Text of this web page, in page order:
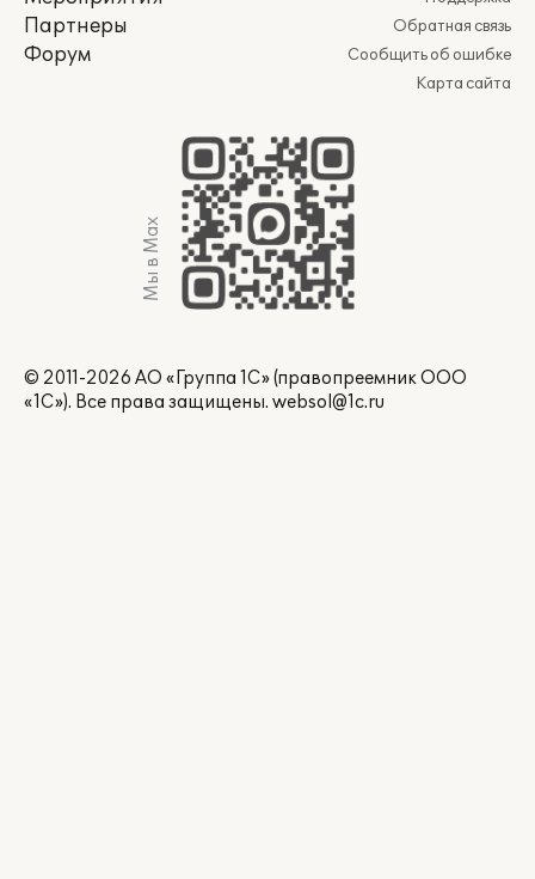
Партнеры
Форум
Обратная связь
Сообщить об ошибке
Карта сайта
Мы в Max
© 2011-2026 АО «Группа 1С» (правопреемник ООО
«1С»). Все права защищены. websol@1c.ru